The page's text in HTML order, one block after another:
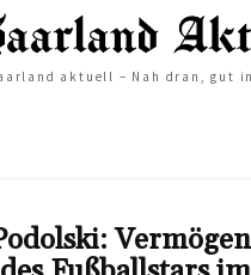
aktuell – Nah dran, gut